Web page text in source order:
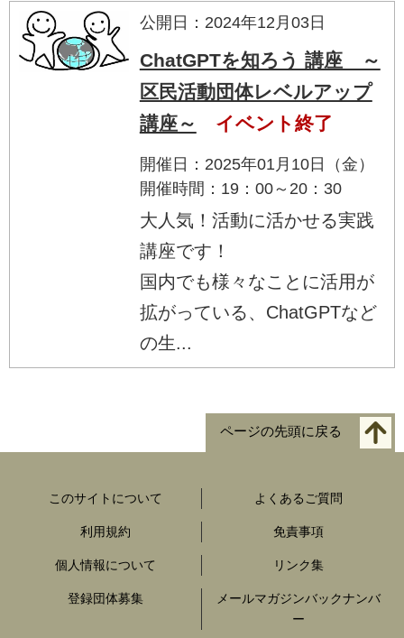
公開日：2024年12月03日
ChatGPTを知ろう 講座 ～
区民活動団体レベルアップ
講座～
イベント終了
開催日：2025年01月10日（金）
開催時間：19：00～20：30
大人気！活動に活かせる実践
講座です！
国内でも様々なことに活用が
拡がっている、ChatGPTなど
の生...
ページの先頭に戻る
このサイトについて よくあるご質問
利用規約 免責事項
個人情報について リンク集
登録団体募集
メールマガジンバックナンバ
ー